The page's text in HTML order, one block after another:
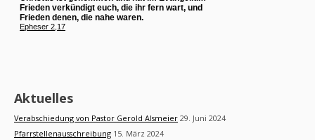
Aktuelles
Verabschiedung von Pastor Gerold Alsmeier 29. Juni 2024
Pfarrstellenausschreibung 15. März 2024